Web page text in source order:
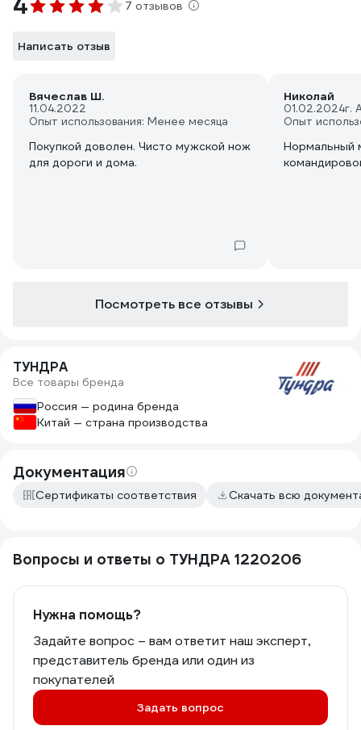
7 отзывов
Написать отзыв
Вячеслав Ш.
11.04.2022
Опыт использования: Менее месяца
Покупкой доволен. Чисто мужской нож
для дороги и дома.
Николай
01.02.2024г.
Опыт
Нормальный
Посмотреть все отзывы
ТУНДРА
Все товары бренда
Россия — родина бренда
Китай — страна производства
Документация
Сертификаты соответствия Скачать всю
Вопросы и ответы о ТУНДРА 1220206
Нужна помощь?
Задайте вопрос – вам ответит наш эксперт,
представитель бренда или один из
покупателей
Задать вопрос